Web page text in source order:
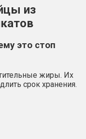
из
это стоп
жиры. Их
срок хранения.